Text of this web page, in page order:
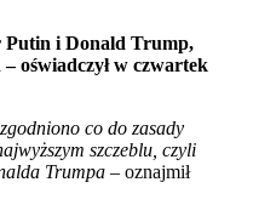
Putin i Donald Trump,
oświadczył w czwartek
co do zasady
szczeblu, czyli
Trumpa – oznajmił